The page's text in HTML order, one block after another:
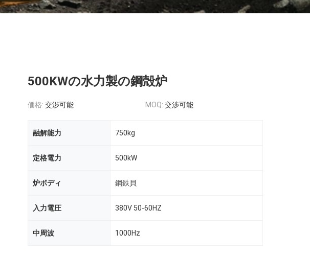
500KWの水力製の鋼殻炉
価格: 交渉可能 MOQ: 交渉可能
融解能力 750kg
定格電力 500kW
炉ボディ 鋼鉄貝
入力電圧 380V 50-60HZ
中周波 1000Hz